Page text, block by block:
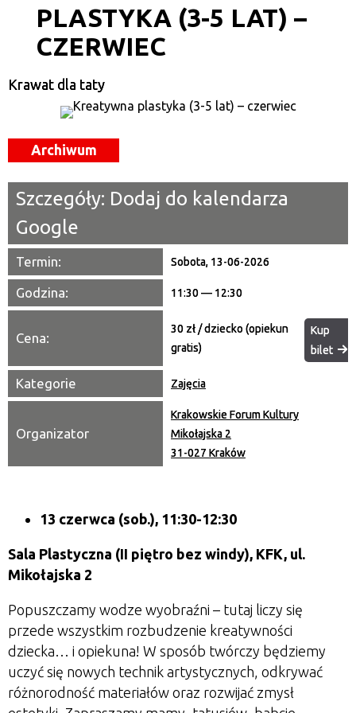
Kategoria
Trwające w zakresie
Miejsce
Promowane
PLASTYKA (3-5 LAT) –
CZERWIEC
Krawat dla taty
Archiwum
Szczegóły: Dodaj do kalendarza
Google
Termin: Sobota, 13-06-2026
Godzina: 11:30 — 12:30
Cena:
30 zł / dziecko (opiekun
gratis)
Kup
bilet
Kategorie Zajęcia
Organizator
Krakowskie Forum Kultury
Mikołajska 2
31-027 Kraków
13 czerwca (sob.), 11:30-12:30
Sala Plastyczna (II piętro bez windy), KFK, ul.
Mikołajska 2
Popuszczamy wodze wyobraźni – tutaj liczy się
przede wszystkim rozbudzenie kreatywności
dziecka… i opiekuna! W sposób twórczy będziemy
uczyć się nowych technik artystycznych, odkrywać
różnorodność materiałów oraz rozwijać zmysł